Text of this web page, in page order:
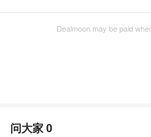
Dealmoon may be paid
问大家0